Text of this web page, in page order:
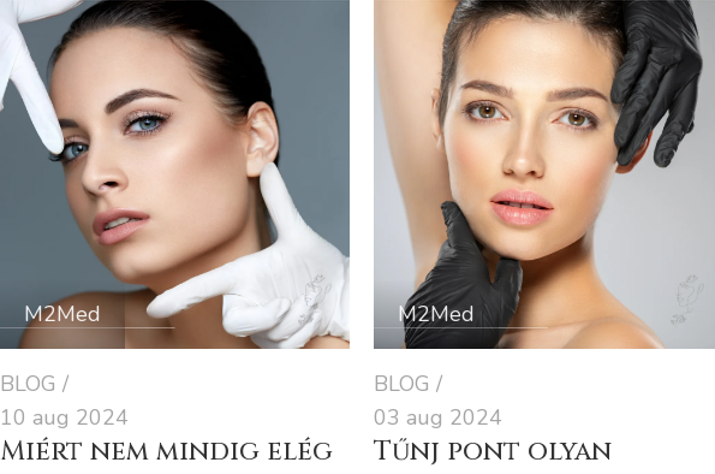
M2Med
BLOG
10 aug 2024
Miért nem mindig elég
M2Med
BLOG
03 aug 2024
Tűnj pont olyan